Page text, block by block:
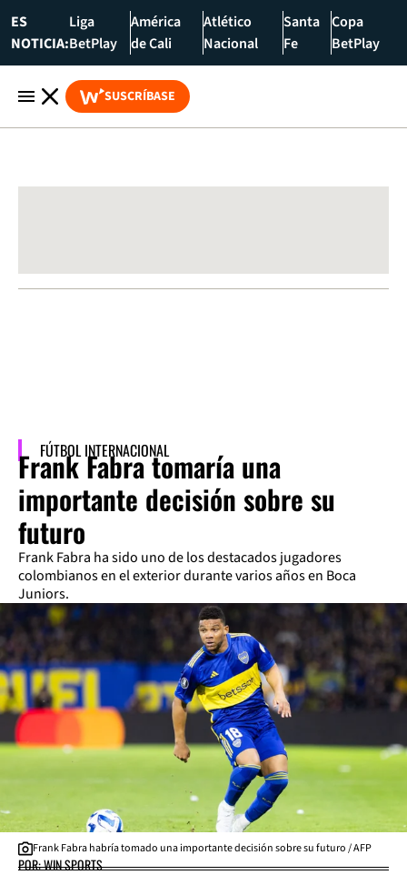
ES
NOTICIA:
Liga
BetPlay
América
de Cali
Atlético
Nacional
Santa
Fe
Copa
BetPlay
SUSCRÍBASE
FÚTBOL INTERNACIONAL
Frank Fabra tomaría una
importante decisión sobre su
futuro
Frank Fabra ha sido uno de los destacados jugadores
colombianos en el exterior durante varios años en Boca
Juniors.
Frank Fabra habría tomado una importante decisión sobre su futuro / AFP
POR: WIN SPORTS